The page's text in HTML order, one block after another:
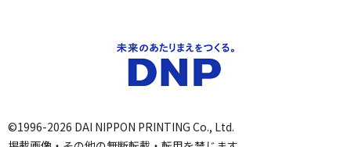
©1996-2026 DAI NIPPON PRINTING Co., Ltd.